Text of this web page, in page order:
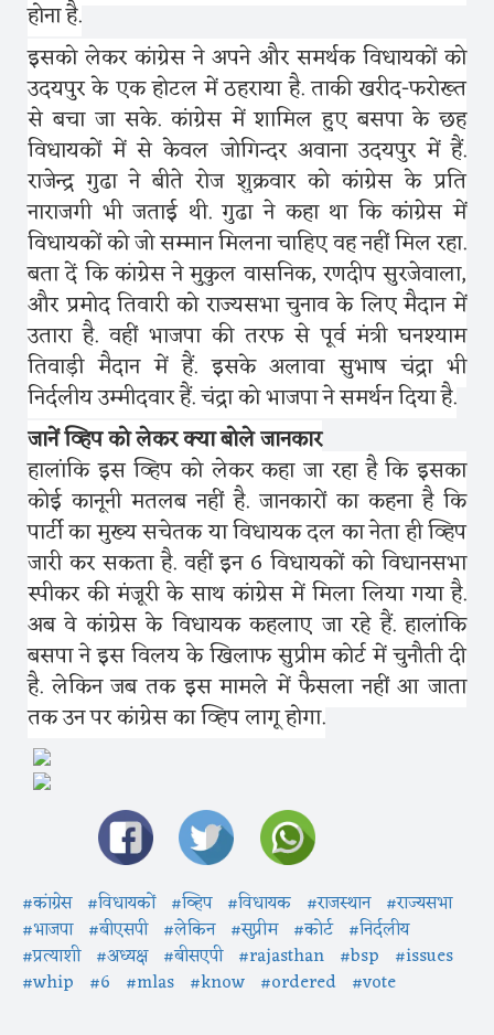
होना है.
इसको लेकर कांग्रेस ने अपने और समर्थक विधायकों को
उदयपुर के एक होटल में ठहराया है. ताकी खरीद-फरोख्त
से बचा जा सके. कांग्रेस में शामिल हुए बसपा के छह
विधायकों में से केवल जोगिन्दर अवाना उदयपुर में हैं.
राजेन्द्र गुढा ने बीते रोज शुक्रवार को कांग्रेस के प्रति
नाराजगी भी जताई थी. गुढा ने कहा था कि कांग्रेस में
विधायकों को जो सम्मान मिलना चाहिए वह नहीं मिल रहा.
बता दें कि कांग्रेस ने मुकुल वासनिक, रणदीप सुरजेवाला,
और प्रमोद तिवारी को राज्यसभा चुनाव के लिए मैदान में
उतारा है. वहीं भाजपा की तरफ से पूर्व मंत्री घनश्याम
तिवाड़ी मैदान में हैं. इसके अलावा सुभाष चंद्रा भी
निर्दलीय उम्मीदवार हैं. चंद्रा को भाजपा ने समर्थन दिया है.
जानें व्हिप को लेकर क्या बोले जानकार
हालांकि इस व्हिप को लेकर कहा जा रहा है कि इसका
कोई कानूनी मतलब नहीं है. जानकारों का कहना है कि
पार्टी का मुख्य सचेतक या विधायक दल का नेता ही व्हिप
जारी कर सकता है. वहीं इन 6 विधायकों को विधानसभा
स्पीकर की मंजूरी के साथ कांग्रेस में मिला लिया गया है.
अब वे कांग्रेस के विधायक कहलाए जा रहे हैं. हालांकि
बसपा ने इस विलय के खिलाफ सुप्रीम कोर्ट में चुनौती दी
है. लेकिन जब तक इस मामले में फैसला नहीं आ जाता
तक उन पर कांग्रेस का व्हिप लागू होगा.
#कांग्रेस #विधायकों #व्हिप #विधायक #राजस्थान #राज्यसभा
#भाजपा #बीएसपी #लेकिन #सुप्रीम #कोर्ट #निर्दलीय
#प्रत्याशी #अध्यक्ष #बीसएपी #rajasthan #bsp #issues
#whip #6 #mlas #know #ordered #vote